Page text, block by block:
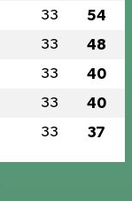
33 54
33 48
33 40
33 40
33 37